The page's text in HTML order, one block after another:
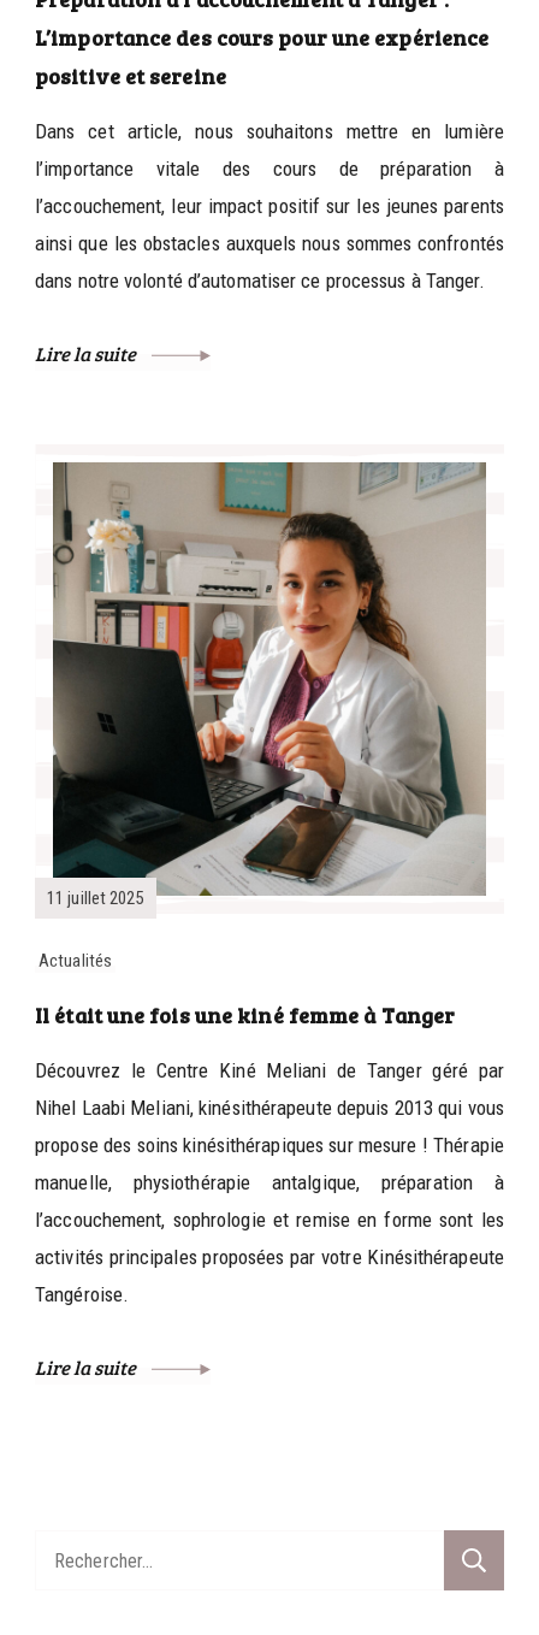
L’importance des cours pour une expérience
positive et sereine
Dans cet article, nous souhaitons mettre en lumière
l’importance vitale des cours de préparation à
l’accouchement, leur impact positif sur les jeunes parents
ainsi que les obstacles auxquels nous sommes confrontés
dans notre volonté d’automatiser ce processus à Tanger.
Lire la suite
11 juillet 2025
Actualités
Il était une fois une kiné femme à Tanger
Découvrez le Centre Kiné Meliani de Tanger géré par
Nihel Laabi Meliani, kinésithérapeute depuis 2013 qui vous
propose des soins kinésithérapiques sur mesure ! Thérapie
manuelle, physiothérapie antalgique, préparation à
l’accouchement, sophrologie et remise en forme sont les
activités principales proposées par votre Kinésithérapeute
Tangéroise.
Lire la suite